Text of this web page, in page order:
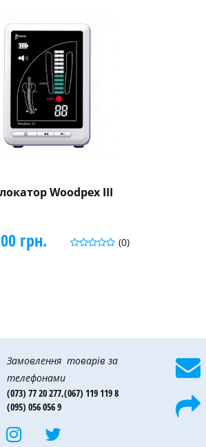
Woodpex III
(0)
грн.
Замовлення товарів за
телефонами
(073) 77 20 277,(067) 119 119 8
(095) 056 056 9